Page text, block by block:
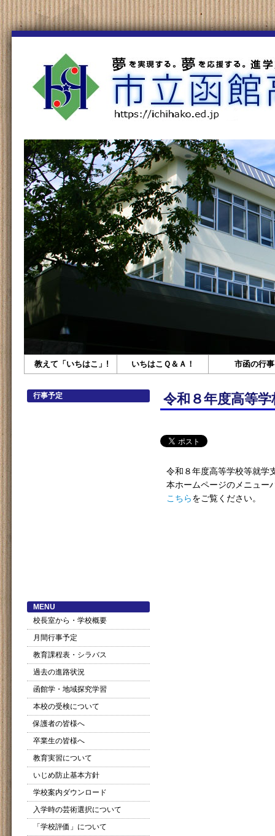
教えて「いちはこ」! いちはこＱ＆Ａ！ 市函の行事
令和８年度高等
令和８年度高等学校等就学
本ホームページのメニュー
こちらをご覧ください。
行事予定
MENU
校長室から・学校概要
月間行事予定
教育課程表・シラバス
過去の進路状況
函館学・地域探究学習
本校の受検について
保護者の皆様へ
卒業生の皆様へ
教育実習について
いじめ防止基本方針
学校案内ダウンロード
入学時の芸術選択について
「学校評価」について